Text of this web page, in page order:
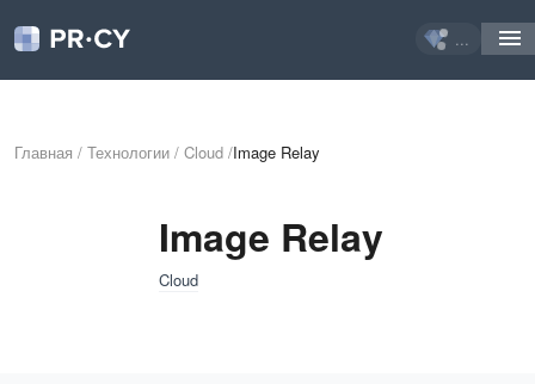
...
Главная / Технологии / Cloud /Image Relay
Image Relay
Cloud